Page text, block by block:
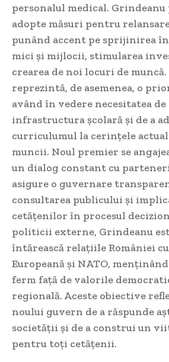
personalul medical. Grindeanu
adopte măsuri pentru
punând accent pe sprijinirea
mici și mijlocii, stimularea
crearea de noi locuri de muncă.
reprezintă, de asemenea, o
având în vedere necesitatea
infrastructura școlară și de a
curriculumul la cerințele
muncii. Noul premier se
un dialog constant cu
asigure o guvernare
consultarea publicului și
cetățenilor în procesul
politicii externe, Grindeanu
întărească relațiile României
Europeană și NATO,
ferm față de valorile
regională. Aceste obiective
noului guvern de a răspunde
societății și de a construi un
pentru toți cetățenii.